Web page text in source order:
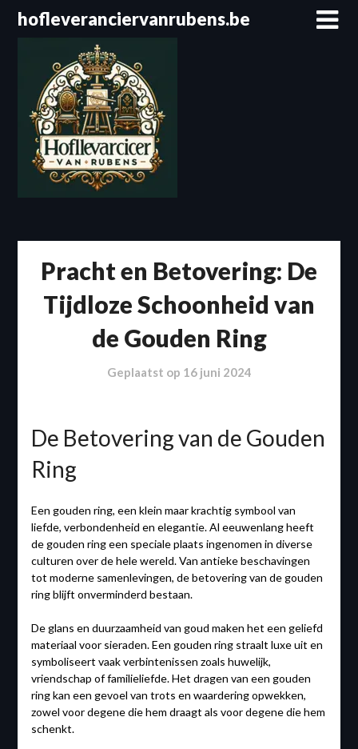
Spring
naar
hofleveranciervanrubens.be
Pracht en Betovering: De
Tijdloze Schoonheid van
de Gouden Ring
Geplaatst op 16 juni 2024
De Betovering van de Gouden
Ring
Een gouden ring, een klein maar krachtig symbool van
liefde, verbondenheid en elegantie. Al eeuwenlang heeft
de gouden ring een speciale plaats ingenomen in diverse
culturen over de hele wereld. Van antieke beschavingen
tot moderne samenlevingen, de betovering van de gouden
ring blijft onverminderd bestaan.
De glans en duurzaamheid van goud maken het een geliefd
materiaal voor sieraden. Een gouden ring straalt luxe uit en
symboliseert vaak verbintenissen zoals huwelijk,
vriendschap of familieliefde. Het dragen van een gouden
ring kan een gevoel van trots en waardering opwekken,
zowel voor degene die hem draagt als voor degene die hem
schenkt.